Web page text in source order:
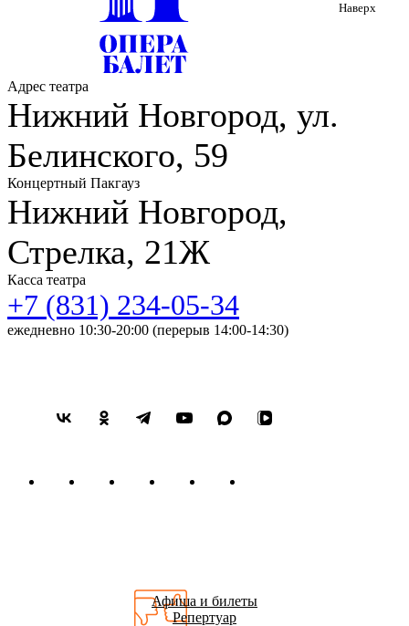
Наверх
Адрес театра
Нижний Новгород, ул.
Белинского, 59
Концертный Пакгауз
Нижний Новгород,
Стрелка, 21Ж
Касса театра
+7 (831) 234-05-34
ежедневно 10:30-20:00 (перерыв 14:00-14:30)
Афиша и билеты
Репертуар